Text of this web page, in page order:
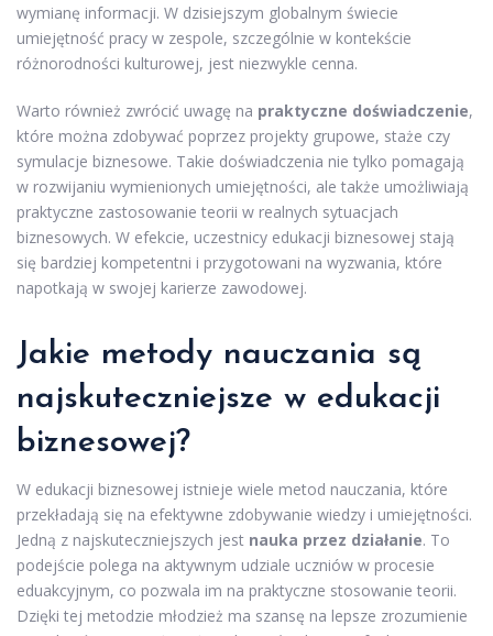
wymianę informacji. W dzisiejszym globalnym świecie
umiejętność pracy w zespole, szczególnie w kontekście
różnorodności kulturowej, jest niezwykle cenna.
Warto również zwrócić uwagę na praktyczne doświadczenie,
które można zdobywać poprzez projekty grupowe, staże czy
symulacje biznesowe. Takie doświadczenia nie tylko pomagają
w rozwijaniu wymienionych umiejętności, ale także umożliwiają
praktyczne zastosowanie teorii w realnych sytuacjach
biznesowych. W efekcie, uczestnicy edukacji biznesowej stają
się bardziej kompetentni i przygotowani na wyzwania, które
napotkają w swojej karierze zawodowej.
Jakie metody nauczania są
najskuteczniejsze w edukacji
biznesowej?
W edukacji biznesowej istnieje wiele metod nauczania, które
przekładają się na efektywne zdobywanie wiedzy i umiejętności.
Jedną z najskuteczniejszych jest nauka przez działanie. To
podejście polega na aktywnym udziale uczniów w procesie
eduakcyjnym, co pozwala im na praktyczne stosowanie teorii.
Dzięki tej metodzie młodzież ma szansę na lepsze zrozumienie